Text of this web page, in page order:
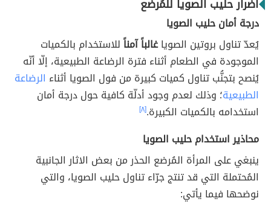
أضرار حليب الصويا للمُرضع
درجة أمان حليب الصويا
يُعدّ تناول بروتين الصوياغالباً آمناًللاستخدام بالكميات
الموجودة في الطعام أثناء فترة الرضاعة الطبيعية، إلّا أنّه
يُنصح بتجنُّب تناول كميات كبيرة من فول الصويا أثناء الرضاعة
الطبيعية؛ وذلك لعدم وجود أدلّة كافية حول درجة أمان
استخدامه بالكميات الكبيرة.[٨]
محاذير استخدام حليب الصويا
ينبغي على المرأة المُرضع الحذر من بعض الاثار الجانبية
المُحتملة التي قد تنتج جرّاء تناول حليب الصويا، والتي
نوضحها فيما يأتي: